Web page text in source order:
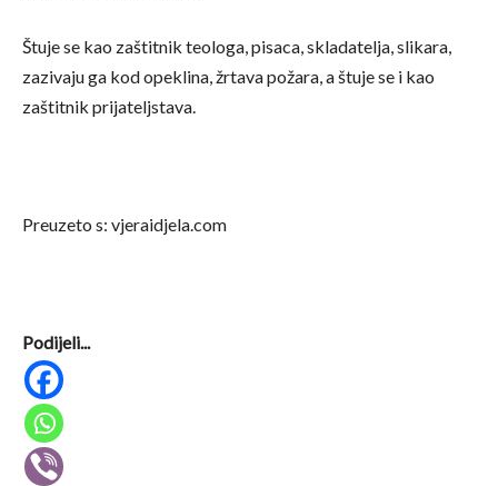
Štuje se kao zaštitnik teologa, pisaca, skladatelja, slikara,
zazivaju ga kod opeklina, žrtava požara, a štuje se i kao
zaštitnik prijateljstava.
Preuzeto s: vjeraidjela.com
Podijeli...